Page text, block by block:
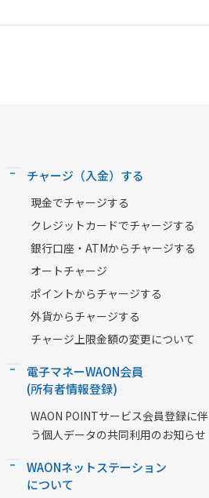
チャージ（入金）する
現金でチャージする
クレジットカードでチャージする
銀行口座・ATMからチャージする
オートチャージ
ポイントからチャージする
外貨からチャージする
チャージ上限金額の変更について
電子マネーWAON会員
(所有者情報登録)
WAON POINTサービス会員登録に伴
う個人データの共同利用のお知らせ
WAONネットステーション
について